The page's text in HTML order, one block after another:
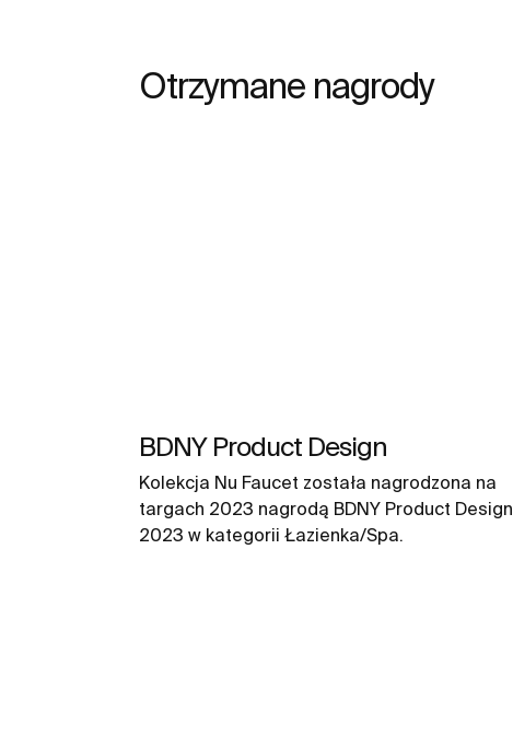
Otrzymane nagrody
BDNY Product Design
Kolekcja Nu Faucet została nagrodzona na
targach 2023 nagrodą BDNY Product Design
2023 w kategorii Łazienka/Spa.